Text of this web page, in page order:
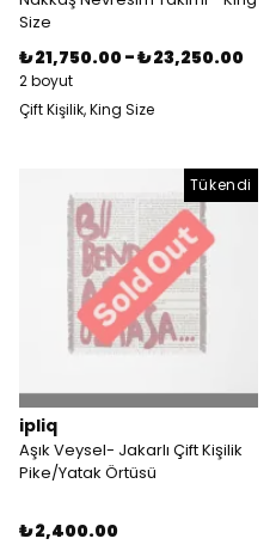
Size
₺ 21,750.00 -₺ 23,250.00
2 boyut
Çift Kişilik, King Size
Tükendi
ipliq
Aşık Veysel- Jakarlı Çift Kişilik
Pike/Yatak Örtüsü
₺ 2,400.00